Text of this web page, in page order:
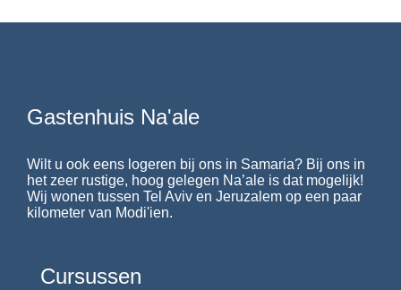
Gastenhuis Na'ale
Wilt u ook eens logeren bij ons in Samaria? Bij ons in
het zeer rustige, hoog gelegen Na’ale is dat mogelijk!
Wij wonen tussen Tel Aviv en Jeruzalem op een paar
kilometer van Modi'ien.
Cursussen